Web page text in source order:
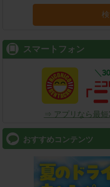
スマートフォン
⇒ アプリなら最短
おすすめコンテンツ